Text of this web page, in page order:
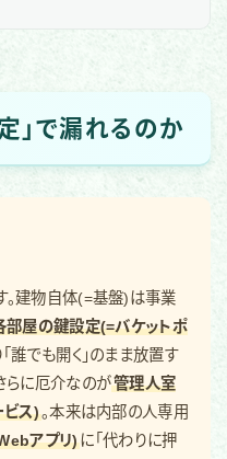
」で漏れるのか
。建物自体(=基盤)は事業
部屋の鍵設定(=バケットポ
誰でも開く」のまま放置す
らに厄介なのが管理人室
ビス)。本来は内部の人専用
アプリ)に「代わりに押